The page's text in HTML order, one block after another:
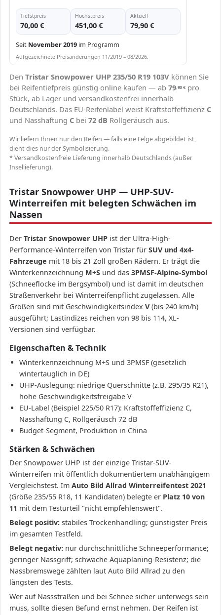
Tiefstpreis
70,00 €
Höchstpreis
451,00 €
Aktuell
79,90 €
Seit November 2019 im Programm
Aufgezeichnete Preisänderungen 11/2019 – 08/2026.
Den Tristar Snowpower UHP 235/50 R19 103V können Sie
bei Reifentiefpreis günstig online kaufen — ab 79,90€ pro
Stück, ab Lager und versandkostenfrei innerhalb
Deutschlands. Das EU-Reifenlabel weist Kraftstoffeffizienz C
und Nasshaftung C bei 72 dB Rollgeräusch aus.
Wir liefern Ihnen nur den Reifen — falls eine Felge abgebildet ist,
dient dies nur der Symbolisierung.
* Versandkostenfreie Lieferung innerhalb Deutschlands (außer
Insellieferung).
Tristar Snowpower UHP — UHP-SUV-
Winterreifen mit belegten Schwächen im
Nassen
Der Tristar Snowpower UHP ist der Ultra-High-
Performance-Winterreifen von Tristar für SUV und 4x4-
Fahrzeuge mit 18 bis 21 Zoll großen Rädern. Er trägt die
Winterkennzeichnung M+S und das 3PMSF-Alpine-Symbol
(Schneeflocke im Bergsymbol) und ist damit im deutschen
Straßenverkehr bei Winterreifenpflicht zugelassen. Alle
Größen sind mit Geschwindigkeitsindex V(bis 240 km/h)
ausgeführt; Lastindizes reichen von 98 bis 114, XL-
Versionen sind verfügbar.
Eigenschaften & Technik
Winterkennzeichnung M+S und 3PMSF (gesetzlich
wintertauglich in DE)
UHP-Auslegung: niedrige Querschnitte (z.B. 295/35 R21),
hohe Geschwindigkeitsfreigabe V
EU-Label (Beispiel 225/50 R17): Kraftstoffeffizienz C,
Nasshaftung C, Rollgeräusch 72 dB
Budget-Segment, Produktion in China
Stärken & Schwächen
Der Snowpower UHP ist der einzige Tristar-SUV-
Winterreifen mit öffentlich dokumentiertem unabhängigem
Vergleichstest. Im Auto Bild Allrad Winterreifentest 2021
(Größe 235/55 R18, 11 Kandidaten) belegte er Platz 10 von
11 mit dem Testurteil "nicht empfehlenswert".
Belegt positiv: stabiles Trockenhandling; günstigster Preis
im gesamten Testfeld.
Belegt negativ: nur durchschnittliche Schneeperformance;
geringer Nassgriff; schwache Aquaplaning-Resistenz; die
Nassbremswege zählten laut Auto Bild Allrad zu den
längsten des Tests.
Wer auf Nassstraßen und bei Schnee sicher unterwegs sein
muss, sollte diesen Befund ernst nehmen. Der Reifen ist